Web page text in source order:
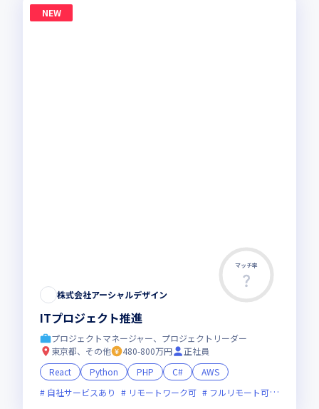
NEW
マッチ率
株式会社アーシャルデザイン
ITプロジェクト推進
プロジェクトマネージャー、プロジェクトリーダー
東京都、その他
480-800万円
正社員
React
Python PHP C#
AWS
自社サービスあり
リモートワーク可 フルリモート可